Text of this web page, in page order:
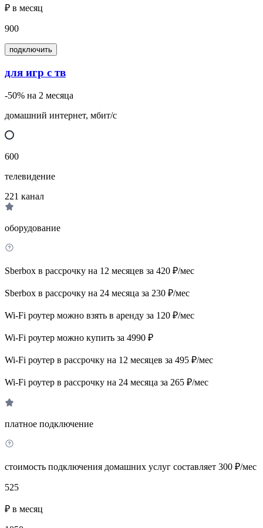
₽ в месяц
900
подключить
для игр с тв
-50% на 2 месяца
домашний интернет, мбит/с
600
телевидение
221 канал
оборудование
Sberbox в рассрочку на 12 месяцев за 420 ₽/мес
Sberbox в рассрочку на 24 месяца за 230 ₽/мес
Wi-Fi роутер можно взять в аренду за 120 ₽/мес
Wi-Fi роутер можно купить за 4990 ₽
Wi-Fi роутер в рассрочку на 12 месяцев за 495 ₽/мес
Wi-Fi роутер в рассрочку на 24 месяца за 265 ₽/мес
платное подключение
стоимость подключения домашних услуг составляет 300 ₽/мес
525
₽ в месяц